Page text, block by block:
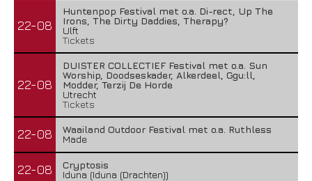
22-08
Huntenpop Festival met o.a. Di-rect, Up The
Irons, The Dirty Daddies, Therapy?
Ulft
Tickets
22-08
DUISTER COLLECTIEF Festival met o.a. Sun
Worship, Doodseskader, Alkerdeel, Ggu:ll,
Modder, Terzij De Horde
Utrecht
Tickets
22-08
Waailand Outdoor Festival met o.a. Ruthless
Made
22-08
Cryptosis
Iduna (Iduna (Drachten))